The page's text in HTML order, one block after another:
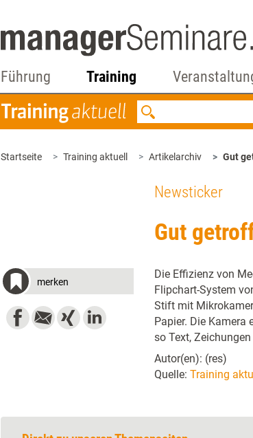
Führung Training
Startseite Training aktuell Artikelarchiv Gut
Newsticker
Gut
merken
Die Effizienz von
Flipchart-System
Stift mit
Papier. Die Kamera
so Text,
Autor(en): (res)
Quelle: Training